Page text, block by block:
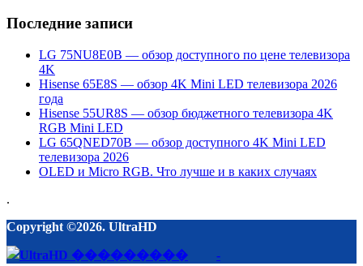
Последние записи
LG 75NU8E0B — обзор доступного по цене телевизора
4K
Hisense 65E8S — обзор 4K Mini LED телевизора 2026
года
Hisense 55UR8S — обзор бюджетного телевизора 4K
RGB Mini LED
LG 65QNED70B — обзор доступного 4K Mini LED
телевизора 2026
OLED и Micro RGB. Что лучше и в каких случаях
.
Copyright ©2026. UltraHD
-